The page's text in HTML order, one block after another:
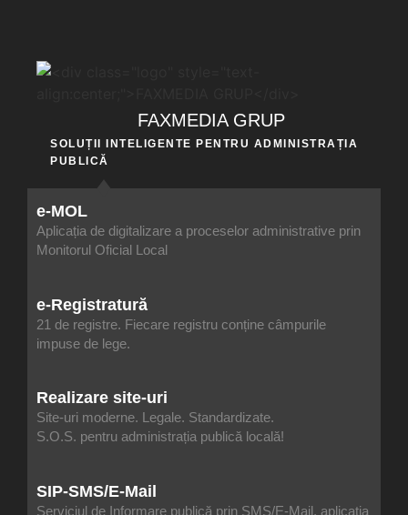
e-MOL
Aplicația de digitalizare a proceselor administrative prin
Monitorul Oficial Local
e-Registratură
21 de registre. Fiecare registru conține câmpurile
impuse de lege.
Realizare site-uri
Site-uri moderne. Legale. Standardizate.
S.O.S. pentru administrația publică locală!
SIP-SMS/E-Mail
Serviciul de Informare publică prin SMS/E-Mail, aplicația
FAXMEDIA GRUP
SOLUȚII INTELIGENTE PENTRU ADMINISTRAȚIA
PUBLICĂ